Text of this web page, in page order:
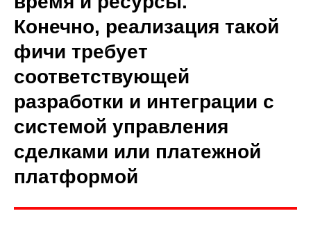
Конечно, реализация такой
фичи требует
соответствующей
разработки и интеграции с
системой управления
сделками или платежной
платформой